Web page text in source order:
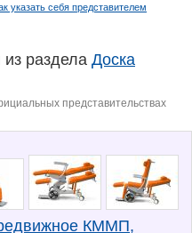
указать себя представителем
из раздела Доска
представительствах
КММП,